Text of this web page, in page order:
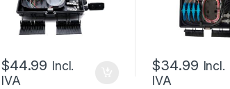
+ ACCESORIOS
$44.99 Incl.
IVA
$34.99 Incl.
IVA